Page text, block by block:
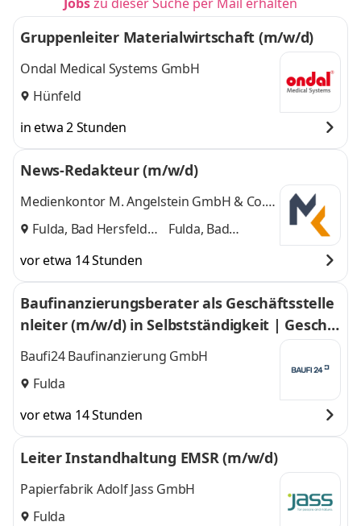
Gruppenleiter Materialwirtschaft (m/w/d)
Ondal Medical Systems GmbH
Hünfeld
in etwa 2 Stunden
News-Redakteur (m/w/d)
Medienkontor M. Angelstein GmbH & Co.
KGFulda, Bad Hersfeld
Fulda, Bad
vor etwa 14 Stunden
Baufinanzierungsberater als Geschäftsstelle
nleiter (m/w/d) in Selbstständigkeit | Geschä
ftsstelle Fulda
Baufi24 Baufinanzierung GmbH
Fulda
vor etwa 14 Stunden
Leiter Instandhaltung EMSR (m/w/d)
Papierfabrik Adolf Jass GmbH
Fulda